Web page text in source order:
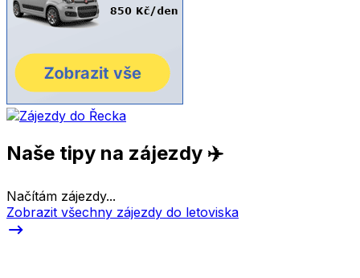
Naše tipy na zájezdy ✈️
Načítám zájezdy...
Zobrazit všechny zájezdy do letoviska